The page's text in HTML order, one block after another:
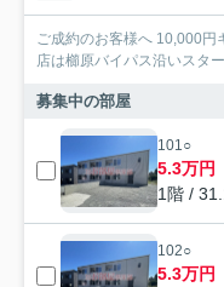
ご成約のお客様へ 10,000円
店は櫛原バイパス沿いスタ
募集中の部屋
101○
5.3万円
1階 /
102○
5.3万円